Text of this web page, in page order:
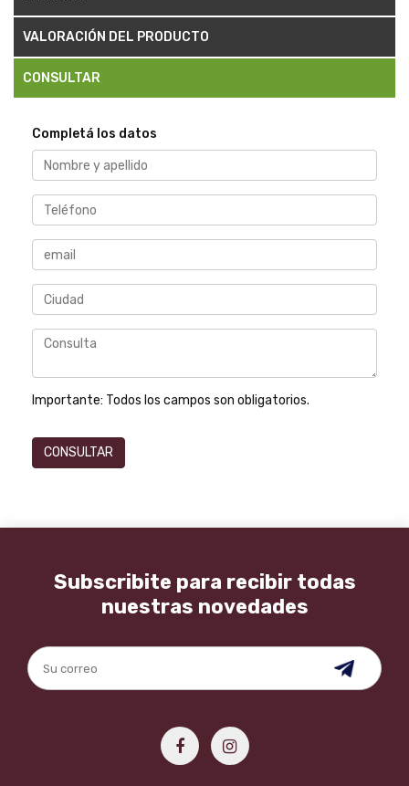
VALORACIÓN DEL PRODUCTO
CONSULTAR
Completá los datos
Importante: Todos los campos son obligatorios.
Subscribite para recibir todas
nuestras novedades